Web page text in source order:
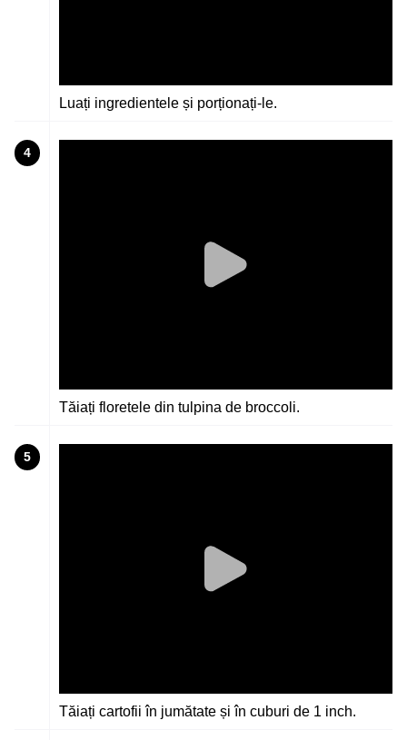
Luați ingredientele și porționați-le.
4
Tăiați floretele din tulpina de broccoli.
5
Tăiați cartofii în jumătate și în cuburi de 1 inch.